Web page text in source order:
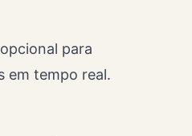
para
em tempo real.